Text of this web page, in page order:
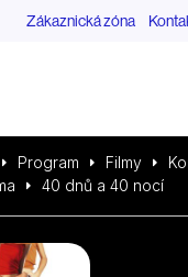
Zákaznická zóna
Program Filmy
40 dnů a 40 nocí